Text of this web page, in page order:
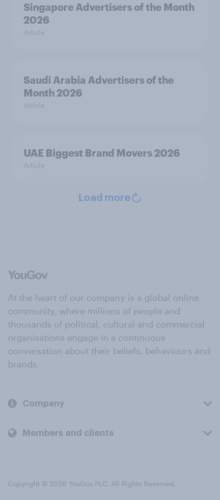
Singapore Advertisers of the Month
2026
Article
Saudi Arabia Advertisers of the
Month 2026
Article
UAE Biggest Brand Movers 2026
Article
Load more
At the heart of our company is a global online
community, where millions of people and
thousands of political, cultural and commercial
organisations engage in a continuous
conversation about their beliefs, behaviours and
brands.
Company
Members and clients
Copyright © 2026 YouGov PLC. All Rights Reserved.